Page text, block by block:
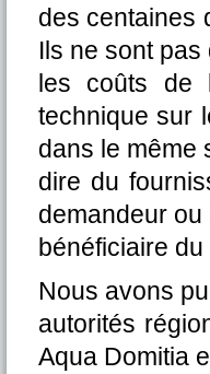
des centaines
Ils ne sont pas
les coûts de
technique sur
dans le même
dire du
demandeur ou
bénéficiaire
Nous avons
autorités
Aqua Domitia